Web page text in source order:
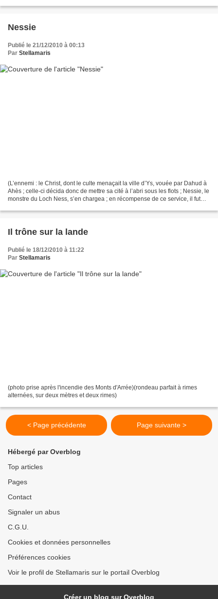
Nessie
Publié le 21/12/2010 à 00:13
Par Stellamaris
(L’ennemi : le Christ, dont le culte menaçait la ville d’Ys, vouée par Dahud à
Ahès ; celle-ci décida donc de mettre sa cité à l’abri sous les flots ; Nessie, le
monstre du Loch Ness, s’en chargea ; en récompense de ce service, il fut
Il trône sur la lande
Publié le 18/12/2010 à 11:22
Par Stellamaris
(photo prise après l'incendie des Monts d'Arrée)(rondeau parfait à rimes
alternées, sur deux mètres et deux rimes)
< Page précédente Page suivante >
Hébergé par Overblog
Top articles
Pages
Contact
Signaler un abus
C.G.U.
Cookies et données personnelles
Préférences cookies
Voir le profil de Stellamaris sur le portail Overblog
Créer un blog sur Overblog